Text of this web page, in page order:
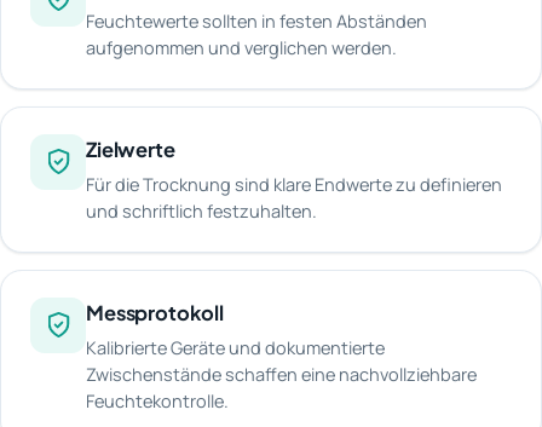
Feuchtewerte sollten in festen Abständen
aufgenommen und verglichen werden.
Zielwerte
Für die Trocknung sind klare Endwerte zu definieren
und schriftlich festzuhalten.
Messprotokoll
Kalibrierte Geräte und dokumentierte
Zwischenstände schaffen eine nachvollziehbare
Feuchtekontrolle.